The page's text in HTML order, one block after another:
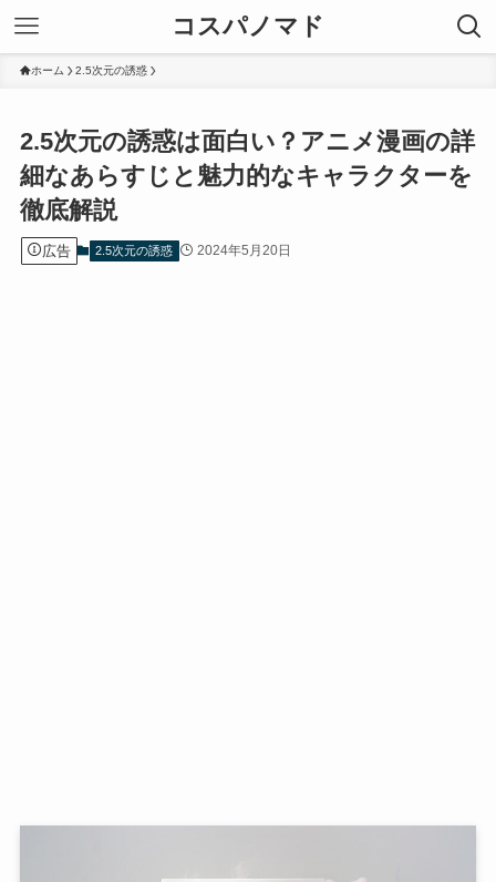
コスパノマド
ホーム 2.5次元の誘惑
2.5次元の誘惑は面白い？アニメ漫画の詳
細なあらすじと魅力的なキャラクターを
徹底解説
広告 2.5次元の誘惑 2024年5月20日